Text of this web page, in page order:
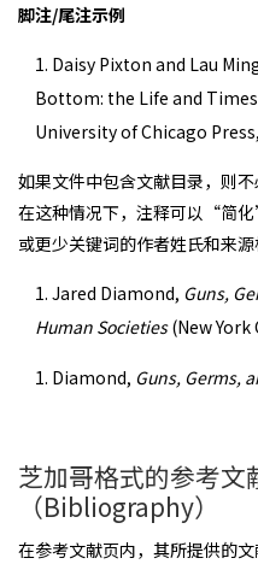
脚注/尾注示例
1. Daisy Pixton and Lau
Bottom: the Life and
University of Chicago
如果文件中包含文献目录，则
在这种情况下，注释可以“简
或更少关键词的作者姓氏和来源
1. Jared Diamond, Guns,
Human Societies(New York
1. Diamond, Guns, Germs,
芝加哥格式的参考文
（Bibliography）
在参考文献页内，其所提供的